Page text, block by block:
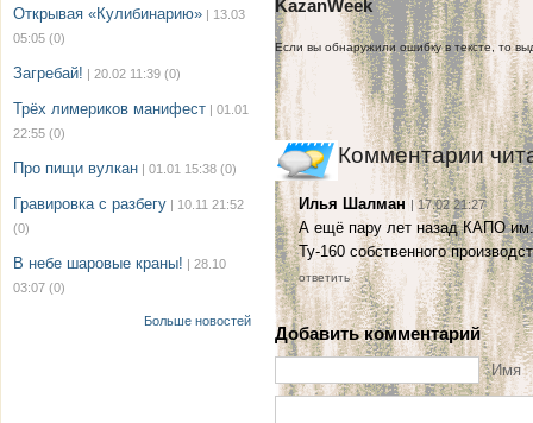
Открывая «Кулибинарию» | 13.03
05:05 (0)
Загребай! | 20.02 11:39 (0)
Трёх лимериков манифест | 01.01
22:55 (0)
Про пищи вулкан | 01.01 15:38 (0)
Гравировка с разбегу | 10.11 21:52
(0)
В небе шаровые краны! | 28.10
03:07 (0)
Больше новостей
KazanWeek
Если вы обнаружили ошибку в тексте, то
Комментарии
Илья Шалман | 17.02 21:27
А ещё пару лет назад КАПО им.
Ту-160 собственного
ответить
Добавить комментарий
Имя